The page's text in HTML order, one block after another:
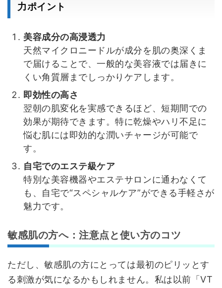
力ポイント
美容成分の高浸透力
天然マイクロニードルが成分を肌の奥深くま
で届けることで、一般的な美容液では届きに
くい角質層までしっかりケアします。
即効性の高さ
翌朝の肌変化を実感できるほど、短期間での
効果が期待できます。特に乾燥やハリ不足に
悩む肌には即効的な潤いチャージが可能で
す。
自宅でのエステ級ケア
特別な美容機器やエステサロンに通わなくて
も、自宅で“スペシャルケア”ができる手軽さが
魅力です。
敏感肌の方へ：注意点と使い方のコツ
ただし、敏感肌の方にとっては最初のピリッとす
る刺激が気になるかもしれません。私は以前「VT